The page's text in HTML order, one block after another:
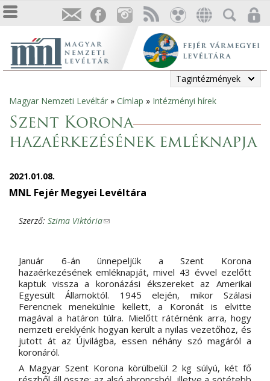
Tagintézmények
Jelenlegi
hely
Magyar Nemzeti Levéltár » Címlap » Intézményi hírek
Szent Korona
hazaérkezésének emléknapja
2021.01.08.
MNL Fejér Megyei Levéltára
Szerző: Szima Viktória(
k
s
e
n
d
s
e
-
m
i
Január 6-án ünnepeljük a Szent Korona
hazaérkezésének emléknapját, mivel 43 évvel ezelőtt
kaptuk vissza a koronázási ékszereket az Amerikai
Egyesült Államoktól. 1945 elején, mikor Szálasi
Ferencnek menekülnie kellett, a Koronát is elvitte
magával a határon túlra. Mielőtt rátérnénk arra, hogy
nemzeti ereklyénk hogyan került a nyilas vezetőhöz, és
jutott át az Újvilágba, essen néhány szó magáról a
koronáról.
A Magyar Szent Korona körülbelül 2 kg súlyú, két fő